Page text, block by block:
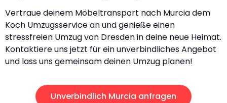
Vertraue deinem Möbeltransport nach Murcia dem
Koch Umzugsservice an und genieße einen
stressfreien Umzug von Dresden in deine neue Heimat.
Kontaktiere uns jetzt für ein unverbindliches Angebot
und lass uns gemeinsam deinen Umzug planen!
Unverbindlich Murcia anfragen